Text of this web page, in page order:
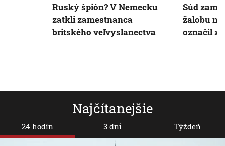
Najčítanejšie
24 hodín 3 dni Týždeň
Ruský špión? V Nemecku
zatkli zamestnanca
britského veľvyslanectva
Súd
žalobu
označil